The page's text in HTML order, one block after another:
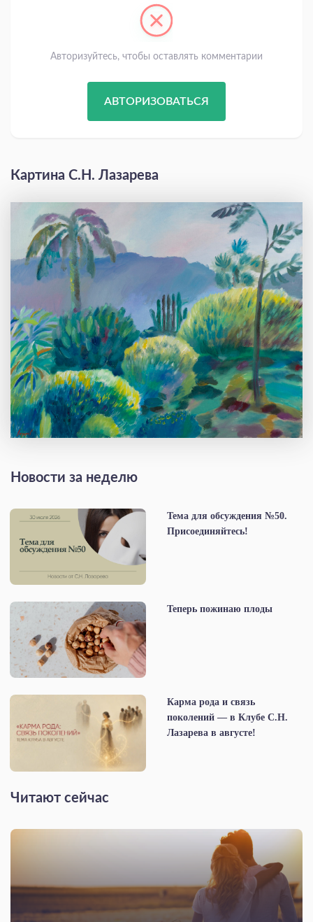
Авторизуйтесь, чтобы оставлять комментарии
АВТОРИЗОВАТЬСЯ
Картина С.Н. Лазарева
Новости за неделю
Тема для обсуждения №50.
Присоединяйтесь!
Теперь пожинаю плоды
Карма рода и связь
поколений — в Клубе С.Н.
Лазарева в августе!
Читают сейчас